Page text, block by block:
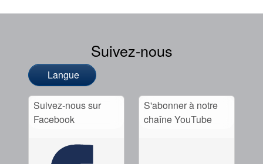
Suivez-nous
Langue
Suivez-nous sur
Facebook
S'abonner à notre
chaîne YouTube